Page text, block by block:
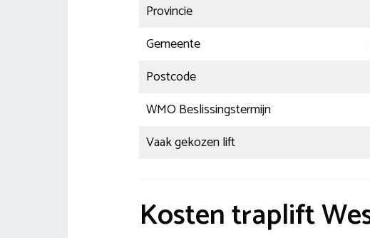
Provincie
Gemeente
Postcode
WMO Beslissingstermijn
Vaak gekozen lift
Kosten traplift